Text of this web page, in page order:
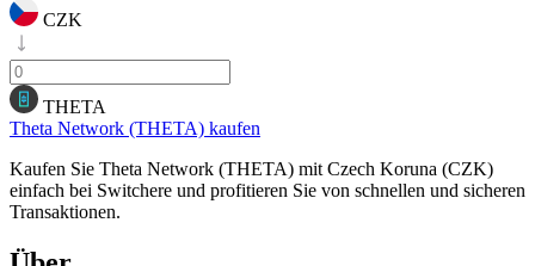
CZK
THETA
Theta Network (THETA) kaufen
Kaufen Sie Theta Network (THETA) mit Czech Koruna (CZK)
einfach bei Switchere und profitieren Sie von schnellen und sicheren
Transaktionen.